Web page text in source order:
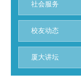
社会服务
校友动态
厦大讲坛